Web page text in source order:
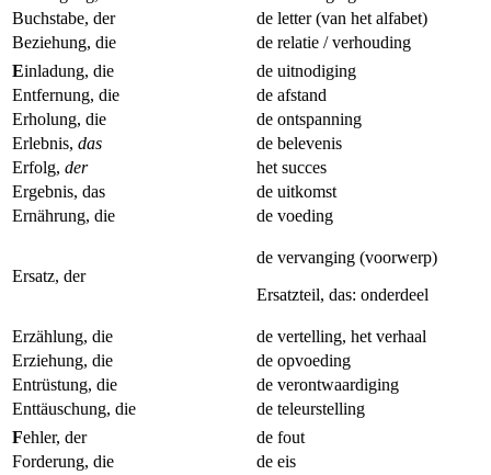
Buchstabe, der
de letter (van het alfabet)
Beziehung, die
de relatie / verhouding
Einladung, die
de uitnodiging
Entfernung, die
de afstand
Erholung, die
de ontspanning
Erlebnis, das
de belevenis
Erfolg, der
het succes
Ergebnis, das
de uitkomst
Ernährung, die
de voeding
Ersatz, der
de vervanging (voorwerp)
Ersatzteil, das: onderdeel
Erzählung, die
de vertelling, het verhaal
Erziehung, die
de opvoeding
Entrüstung, die
de verontwaardiging
Enttäuschung, die
de teleurstelling
Fehler, der
de fout
Forderung, die
de eis